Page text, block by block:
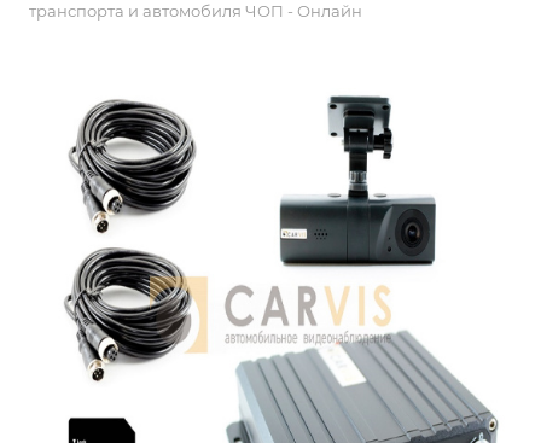
транспорта и автомобиля ЧОП - Онлайн